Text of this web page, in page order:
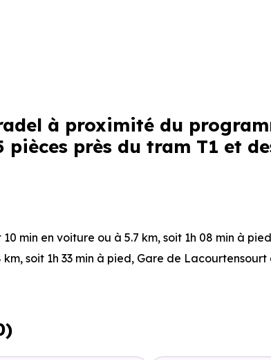
à proximité du
près du tram T1 et
10 min en voiture ou à 5.7 km, soit 1h 08 min à pied
soit 1h 33 min à pied, Gare de Lacourtensourt